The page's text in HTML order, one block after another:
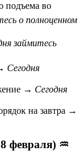
подъема во
о полноценном
займитесь
Сегодня
→ Сегодня
на завтра →
февраля) ♒